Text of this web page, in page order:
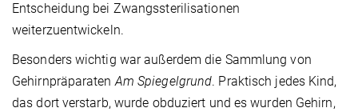
Entscheidung bei Zwangssterilisationen
weiterzuentwickeln.
Besonders wichtig war außerdem die Sammlung von
GehirnpräparatenAm Spiegelgrund. Praktisch jedes Kind,
das dort verstarb, wurde obduziert und es wurden Gehirn,